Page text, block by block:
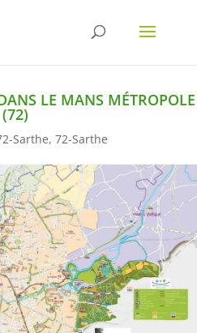
LE MANS MÉTROPOLE
(72)
Sarthe, 72-Sarthe